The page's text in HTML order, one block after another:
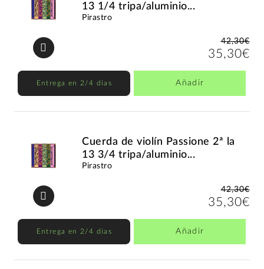
13 1/4 tripa/aluminio...
Pirastro
42,30€
35,30€
Entrega en 2/4 días Añadir
Cuerda de violín Passione 2ª la
13 3/4 tripa/aluminio...
Pirastro
42,30€
35,30€
Entrega en 2/4 días Añadir